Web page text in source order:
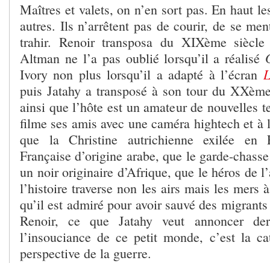
Maîtres et valets, on n’en sort pas. En haut
autres. Ils n’arrêtent pas de courir, de se
trahir. Renoir transposa du XIXème
Altman ne l’a pas oublié lorsqu’il a réalisé
Ivory non plus lorsqu’il a adapté à l’écran
puis Jatahy a transposé à son tour du
ainsi que l’hôte est un amateur de nouvelles
filme ses amis avec une caméra hightech et
que la Christine autrichienne exilée en
Française d’origine arabe, que le garde-
un noir originaire d’Afrique, que le héros de
l’histoire traverse non les airs mais les mers
qu’il est admiré pour avoir sauvé des
Renoir, ce que Jatahy veut annoncer
l’insouciance de ce petit monde, c’est la
perspective de la guerre.